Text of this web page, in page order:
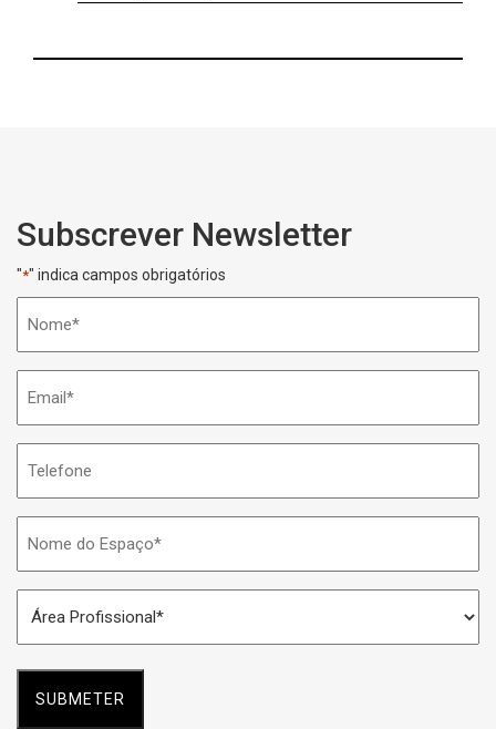
Subscrever Newsletter
"*" indica campos obrigatórios
do
Espaço
Profissional
*